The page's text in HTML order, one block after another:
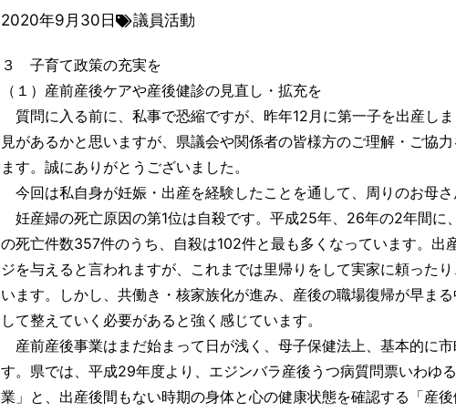
2020年9月30日 議員活動
３ 子育て政策の充実を
（１）産前産後ケアや産後健診の見直し・拡充を
質問に入る前に、私事で恐縮ですが、昨年12月に第一子を出産し
見があるかと思いますが、県議会や関係者の皆様方のご理解・ご協
ます。誠にありがとうございました。
今回は私自身が妊娠・出産を経験したことを通して、周りのお母さ
妊産婦の死亡原因の第1位は自殺です。平成25年、26年の2年間に
の死亡件数357件のうち、自殺は102件と最も多くなっています。
ジを与えると言われますが、これまでは里帰りをして実家に頼った
います。しかし、共働き・核家族化が進み、産後の職場復帰が早ま
して整えていく必要があると強く感じています。
産前産後事業はまだ始まって日が浅く、母子保健法上、基本的に
す。県では、平成29年度より、エジンバラ産後うつ病質問票いわゆ
業」と、出産後間もない時期の身体と心の健康状態を確認する「産